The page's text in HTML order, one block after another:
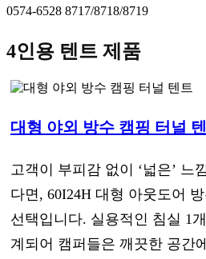
0574-6528 8717/8718/8719
4인용 텐트 제품
대형 야외 방수 캠핑 터널
고객이 부피감 없이 ‘넓은’ 느
다면, 60I24H 대형 아웃도어
선택입니다. 실용적인 침실 1
계되어 캠퍼들은 깨끗한 공간